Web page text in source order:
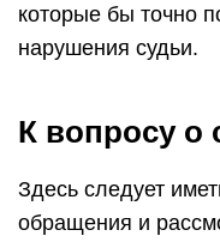
которые бы точно
нарушения судьи.
К вопросу о
Здесь следует
обращения и